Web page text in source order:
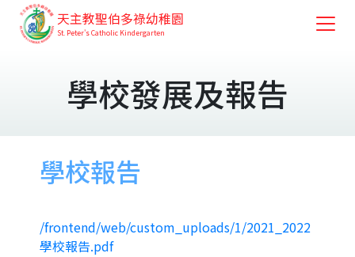
天主教聖伯多祿幼稚園
St. Peter's Catholic Kindergarten
學校發展及報告
學校報告
/frontend/web/custom_uploads/1/2021_2022
學校報告.pdf